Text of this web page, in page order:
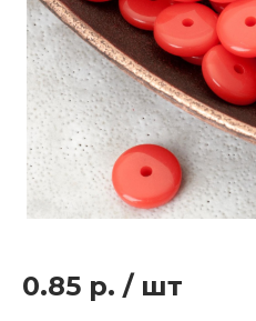
0.85 р. / шт